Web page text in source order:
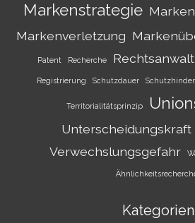
Markenstrategie
Markenverletzung
Patent Recherche
Registrierung Schutzdauer
Territorialitätsprinzip
Unterscheidungskraft
Verwechslungsgefahr
Kategorien